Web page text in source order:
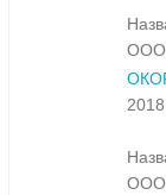
ООО
ООО